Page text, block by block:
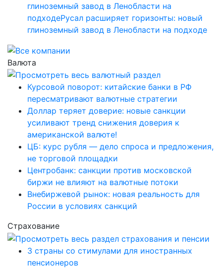
глиноземный завод в Ленобласти на
подходеРусал расширяет горизонты: новый
глиноземный завод в Ленобласти на подходе
Валюта
Курсовой поворот: китайские банки в РФ
пересматривают валютные стратегии
Доллар теряет доверие: новые санкции
усиливают тренд снижения доверия к
американской валюте!
ЦБ: курс рубля — дело спроса и предложения,
не торговой площадки
Центробанк: санкции против московской
биржи не влияют на валютные потоки
Внебиржевой рынок: новая реальность для
России в условиях санкций
Страхование
3 страны со стимулами для иностранных
пенсионеров